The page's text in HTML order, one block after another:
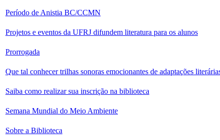
Período de Anistia BC/CCMN
Projetos e eventos da UFRJ difundem literatura para os alunos
Prorrogada
Que tal conhecer trilhas sonoras emocionantes de adaptações
Saiba como realizar sua inscrição na biblioteca
Semana Mundial do Meio Ambiente
Sobre a Biblioteca